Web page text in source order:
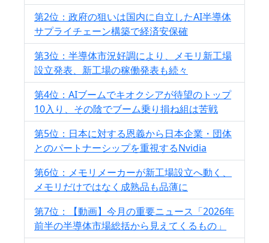
第2位：政府の狙いは国内に自立したAI半導体
サプライチェーン構築で経済安保確
第3位：半導体市況好調により、メモリ新工場
設立発表、新工場の稼働発表も続々
第4位：AIブームでキオクシアが待望のトップ
10入り、その陰でブーム乗り損ね組は苦戦
第5位：日本に対する恩義から日本企業・団体
とのパートナーシップを重視するNvidia
第6位：メモリメーカーが新工場設立へ動く、
メモリだけではなく成熟品も品薄に
第7位：【動画】今月の重要ニュース「2026年
前半の半導体市場総括から見えてくるもの」